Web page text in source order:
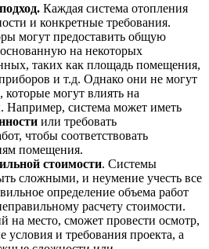
Каждая система отопления
и конкретные требования.
могут предоставить общую
на некоторых
таких как площадь помещения,
и т.д. Однако они не могут
которые могут влиять на
Например, система может иметь
или требовать
чтобы соответствовать
помещения.
стоимости. Системы
сложными, и неумение учесть все
определение объема работ
расчету стоимости.
на место, сможет провести осмотр,
условия и требования проекта, а